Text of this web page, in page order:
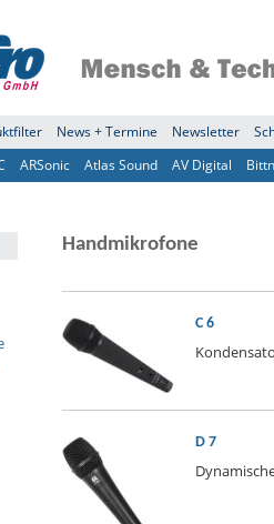
News + Termine Newsletter
ARSonic Atlas Sound AV Digital
Handmikrofone
C 6
D 7